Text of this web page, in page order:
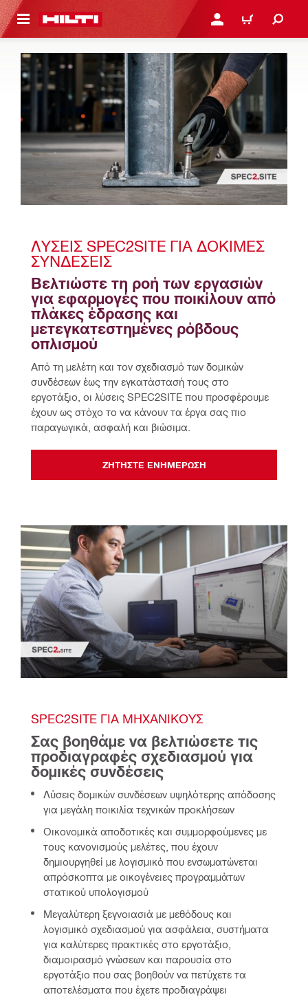
ΕΛΕΓΞΕΙΣ ΤΟ ΠΑΚΕΤΟ ΠΟΥ ΕΧΕΙΣ ΦΤΙΑΞΕΙ ΚΆΝΕ ΣΎΝΔΕΣΗ Ή
ΚΑΛΆΘΙ
ΛΎΣΕΙΣ SPEC2SITE ΓΙΑ ΔΟΚΙΜΈΣ
ΣΥΝΔΈΣΕΙΣ
Βελτιώστε τη ροή των εργασιών
για εφαρμογές που ποικίλουν από
πλάκες έδρασης και
μετεγκατεστημένες ρόβδους
οπλισμού
Από τη μελέτη και τον σχεδιασμό των δομικών
συνδέσεων έως την εγκατάστασή τους στο
εργοτάξιο, οι λύσεις SPEC2SITE που προσφέρουμε
έχουν ως στόχο το να κάνουν τα έργα σας πιο
παραγωγικά, ασφαλή και βιώσιμα.
ΖΗΤΉΣΤΕ ΕΝΗΜΈΡΩΣΗ
SPEC2SITE ΓΙΑ ΜΗΧΑΝΙΚΟΎΣ
Σας βοηθάμε να βελτιώσετε τις
προδιαγραφές σχεδιασμού για
δομικές συνδέσεις
Λύσεις δομικών συνδέσεων υψηλότερης απόδοσης
για μεγάλη ποικιλία τεχνικών προκλήσεων
Οικονομικά αποδοτικές και συμμορφούμενες με
τους κανονισμούς μελέτες, που έχουν
δημιουργηθεί με λογισμικό που ενσωματώνεται
απρόσκοπτα με οικογένειες προγραμμάτων
στατικού υπολογισμού
Μεγαλύτερη ξεγνοιασιά με μεθόδους και
λογισμικό σχεδιασμού για ασφάλεια, συστήματα
για καλύτερες πρακτικές στο εργοτάξιο,
διαμοιρασμό γνώσεων και παρουσία στο
εργοτάξιο που σας βοηθούν να πετύχετε τα
αποτελέσματα που έχετε προδιαγράψει